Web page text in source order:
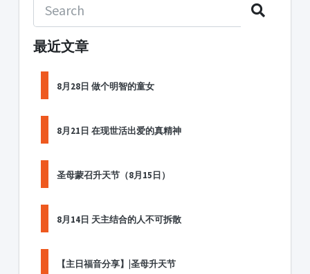
最近文章
8月28日 做个明智的童女
8月21日 在现世活出爱的真精神
圣母蒙召升天节（8月15日）
8月14日 天主结合的人不可拆散
【主日福音分享】|圣母升天节